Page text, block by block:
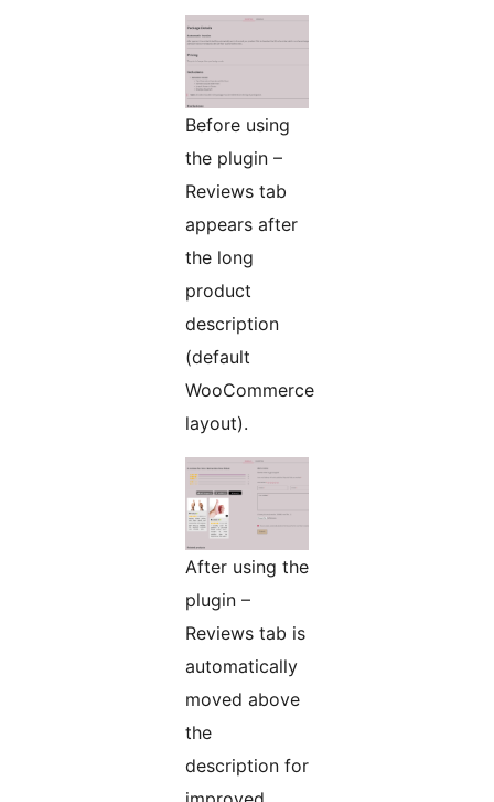
Before using
the plugin –
Reviews tab
appears after
the long
product
description
(default
WooCommerce
layout).
After using the
plugin –
Reviews tab is
automatically
moved above
the
description for